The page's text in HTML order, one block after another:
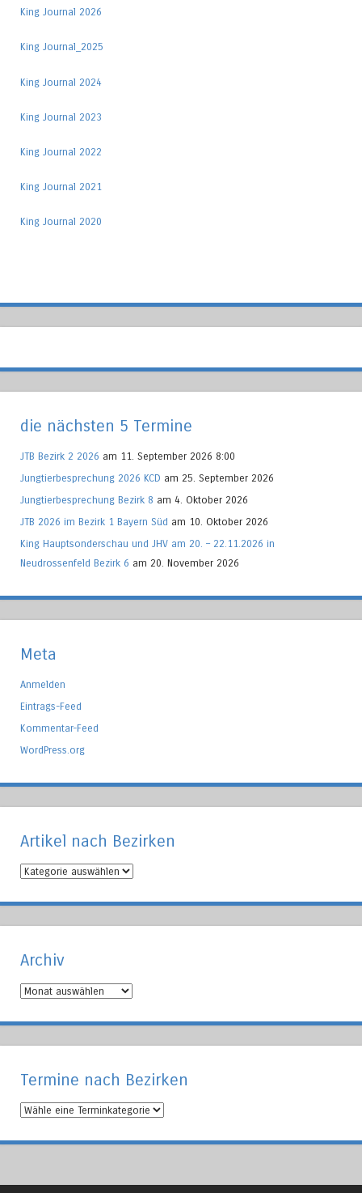
King Journal 2026
King Journal_2025
King Journal 2024
King Journal 2023
King Journal 2022
King Journal 2021
King Journal 2020
die nächsten 5 Termine
JTB Bezirk 2 2026 am 11. September 2026 8:00
Jungtierbesprechung 2026 KCD am 25. September 2026
Jungtierbesprechung Bezirk 8 am 4. Oktober 2026
JTB 2026 im Bezirk 1 Bayern Süd am 10. Oktober 2026
King Hauptsonderschau und JHV am 20. – 22.11.2026 in
Neudrossenfeld Bezirk 6 am 20. November 2026
Meta
Anmelden
Eintrags-Feed
Kommentar-Feed
WordPress.org
Artikel nach Bezirken
Artikel
Bezirken
Archiv
Archiv
Termine nach Bezirken